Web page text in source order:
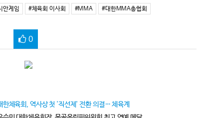
안게임 #체육회 이사회 #MMA #대한MMA총협회
0
한체육회, 역사상 첫 '직선제' 전환 의결… 체육계